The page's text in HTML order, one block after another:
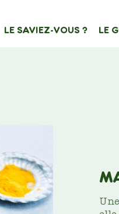
LE SAVIEZ-VOUS ? LE